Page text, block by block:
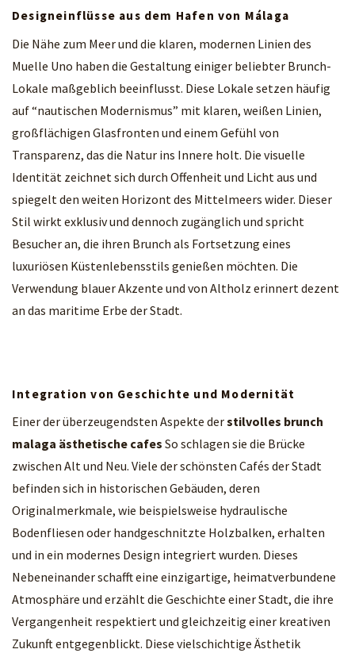
Designeinflüsse aus dem Hafen von Málaga
Die Nähe zum Meer und die klaren, modernen Linien des
Muelle Uno haben die Gestaltung einiger beliebter Brunch-
Lokale maßgeblich beeinflusst. Diese Lokale setzen häufig
auf “nautischen Modernismus” mit klaren, weißen Linien,
großflächigen Glasfronten und einem Gefühl von
Transparenz, das die Natur ins Innere holt. Die visuelle
Identität zeichnet sich durch Offenheit und Licht aus und
spiegelt den weiten Horizont des Mittelmeers wider. Dieser
Stil wirkt exklusiv und dennoch zugänglich und spricht
Besucher an, die ihren Brunch als Fortsetzung eines
luxuriösen Küstenlebensstils genießen möchten. Die
Verwendung blauer Akzente und von Altholz erinnert dezent
an das maritime Erbe der Stadt.
Integration von Geschichte und Modernität
Einer der überzeugendsten Aspekte derstilvolles brunch
malaga ästhetische cafes So schlagen sie die Brücke
zwischen Alt und Neu. Viele der schönsten Cafés der Stadt
befinden sich in historischen Gebäuden, deren
Originalmerkmale, wie beispielsweise hydraulische
Bodenfliesen oder handgeschnitzte Holzbalken, erhalten
und in ein modernes Design integriert wurden. Dieses
Nebeneinander schafft eine einzigartige, heimatverbundene
Atmosphäre und erzählt die Geschichte einer Stadt, die ihre
Vergangenheit respektiert und gleichzeitig einer kreativen
Zukunft entgegenblickt. Diese vielschichtige Ästhetik